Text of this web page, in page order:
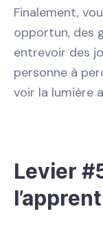
Finalement,
opportun, des
entrevoir des
personne à
voir la lumière
Levier